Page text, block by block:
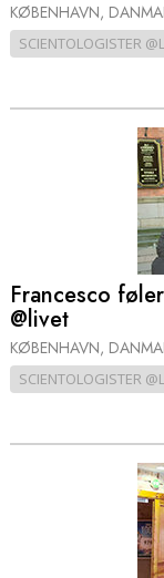
KØBENHAVN,
SCIENTOLOGISTER
Francesco
@livet
KØBENHAVN,
SCIENTOLOGISTER